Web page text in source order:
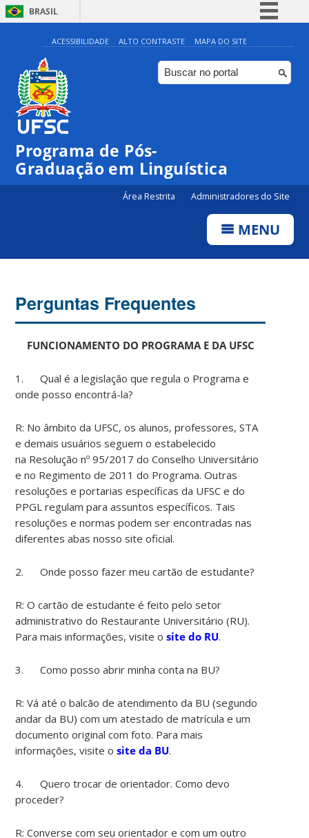
BRASIL
Simplifique!
Comunica BR
Participe
ACESSIBILIDADE ALTO CONTRASTE MAPA DO SITE
Programa de Pós-
Graduação em Linguística
Área Restrita Administradores do Site
MENU
Perguntas Frequentes
FUNCIONAMENTO DO PROGRAMA E DA UFSC
1. Qual é a legislação que regula o Programa e
onde posso encontrá-la?
R: No âmbito da UFSC, os alunos, professores, STA
e demais usuários seguem o estabelecido
na Resolução nº 95/2017 do Conselho Universitário
e no Regimento de 2011 do Programa. Outras
resoluções e portarias específicas da UFSC e do
PPGL regulam para assuntos específicos. Tais
resoluções e normas podem ser encontradas nas
diferentes abas nosso site oficial.
2. Onde posso fazer meu cartão de estudante?
R: O cartão de estudante é feito pelo setor
administrativo do Restaurante Universitário (RU).
Para mais informações, visite osite do RU.
3. Como posso abrir minha conta na BU?
R: Vá até o balcão de atendimento da BU (segundo
andar da BU) com um atestado de matrícula e um
documento original com foto. Para mais
informações, visite osite da BU.
4. Quero trocar de orientador. Como devo
proceder?
R: Converse com seu orientador e com um outro